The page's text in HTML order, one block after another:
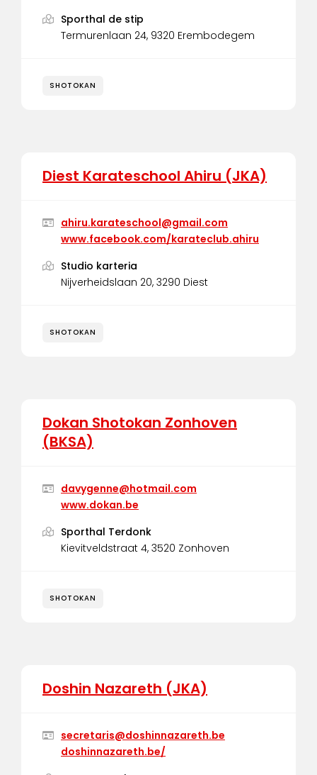
Sporthal de stip
Termurenlaan 24, 9320 Erembodegem
SHOTOKAN
Diest Karateschool Ahiru (JKA)
ahiru.karateschool@gmail.com
www.facebook.com/karateclub.ahiru
Studio karteria
Nijverheidslaan 20, 3290 Diest
SHOTOKAN
Dokan Shotokan Zonhoven
(BKSA)
davygenne@hotmail.com
www.dokan.be
Sporthal Terdonk
Kievitveldstraat 4, 3520 Zonhoven
SHOTOKAN
Doshin Nazareth (JKA)
secretaris@doshinnazareth.be
doshinnazareth.be/